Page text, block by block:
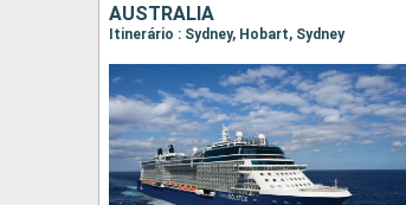
AUSTRALIA
Itinerário : Sydney, Hobart, Sydney